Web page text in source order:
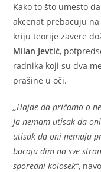
Kako to što umesto
akcenat prebacuju
kriju teorije zavere
Milan Jevtić,
radnika koji su dva
prašine u oči.
„Hajde da pričamo o
Ja nemam utisak da
utisak da oni nemaju
bacaju dim na sve
sporedni kolosek“,